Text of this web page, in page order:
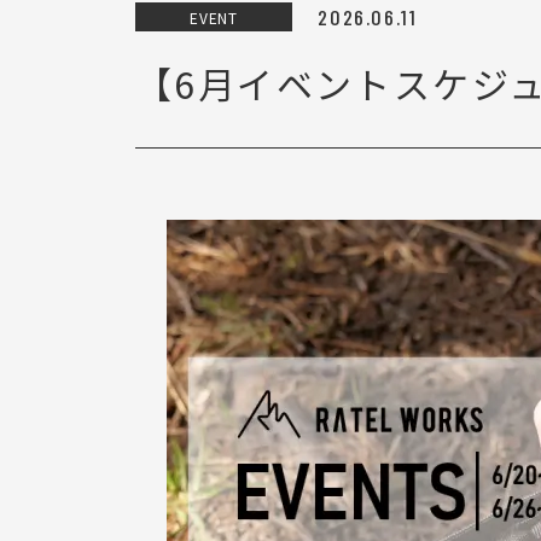
EVENT 2026.06.11
【6月イベントスケジ